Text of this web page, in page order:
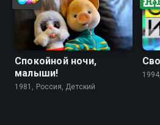
Спокойной ночи,
малыши!
1981, Россия, Детский